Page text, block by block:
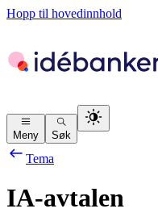
Hopp til hovedinnhold
Meny Søk
Tema
IA-avtalen